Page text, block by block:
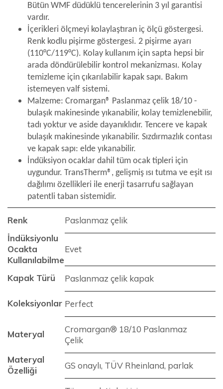
Bütün WMF düdüklü tencerelerinin 3 yıl garantisi
vardır.
İçerikleri ölçmeyi kolaylaştıran iç ölçü göstergesi.
Renk kodlu pişirme göstergesi. 2 pişirme ayarı
(110°C/119°C). Kolay kullanım için sapta hepsi bir
arada döndürülebilir kontrol mekanizması. Kolay
temizleme için çıkarılabilir kapak sapı. Bakım
istemeyen valf sistemi.
Malzeme: Cromargan® Paslanmaz çelik 18/10 -
bulaşık makinesinde yıkanabilir, kolay temizlenebilir,
tadı yoktur ve aside dayanıklıdır. Tencere ve kapak
bulaşık makinesinde yıkanabilir. Sızdırmazlık contası
ve kapak sapı: elde yıkanabilir.
İndüksiyon ocaklar dahil tüm ocak tipleri için
uygundur. TransTherm®, gelişmiş ısı tutma ve eşit ısı
dağılımı özellikleri ile enerji tasarrufu sağlayan
patentli taban sistemidir.
Renk
Paslanmaz çelik
İndüksiyonlu
Ocakta
Kullanılabilme
Evet
Kapak Türü Paslanmaz çelik kapak
Koleksiyonlar Perfect
Materyal
Cromargan® 18/10 Paslanmaz
Çelik
Materyal
Özelliği
GS onaylı, TÜV Rheinland, parlak